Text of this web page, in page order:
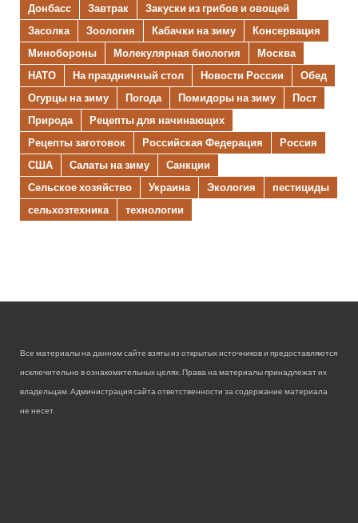
Донбасс
Завтрак
Закуски из грибов и овощей
Засолка
Зоология Кабачки на зиму
Консервация
Минобороны
Молекулярная биология
Москва
НАТО
На праздничный стол Новости России
Обед
Огурцы на зиму
Погода Помидоры на зиму
Пост
Природа
Рецепты для начинающих
Рецепты заготовок
Российская Федерация
Россия
США
Салаты на зиму
Санкции
Сельское хозяйство
Украина Экология
пестициды
сельхозтехника
технологии
Все материалы на данном сайте взяты из открытых источников и предоставляются
исключительно в ознакомительных целях. Права на материалы принадлежат их
владельцам. Администрация сайта ответственности за содержание материала
не несет.